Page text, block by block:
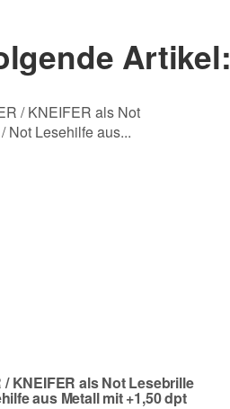
Artikel:
/ KNEIFER als Not Lesebrille
aus Metall mit +1,50 dpt